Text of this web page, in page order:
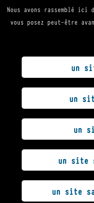
Nous avons rassemblé ici
vous posez peut-être
un
un
un
un site
un site